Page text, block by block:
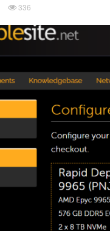
336